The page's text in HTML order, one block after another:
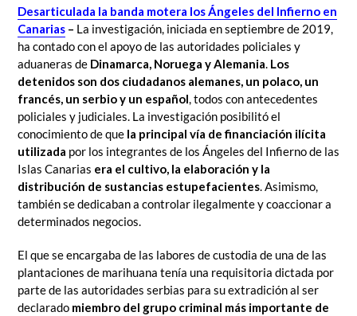
Desarticulada la banda motera los Ángeles del Infierno en
Canarias – La investigación, iniciada en septiembre de 2019,
ha contado con el apoyo de las autoridades policiales y
aduaneras de Dinamarca, Noruega y Alemania. Los
detenidos son dos ciudadanos alemanes, un polaco, un
francés, un serbio y un español, todos con antecedentes
policiales y judiciales. La investigación posibilitó el
conocimiento de que la principal vía de financiación ilícita
utilizada por los integrantes de los Ángeles del Infierno de las
Islas Canarias era el cultivo, la elaboración y la
distribución de sustancias estupefacientes. Asimismo,
también se dedicaban a controlar ilegalmente y coaccionar a
determinados negocios.
El que se encargaba de las labores de custodia de una de las
plantaciones de marihuana tenía una requisitoria dictada por
parte de las autoridades serbias para su extradición al ser
declarado miembro del grupo criminal más importante de